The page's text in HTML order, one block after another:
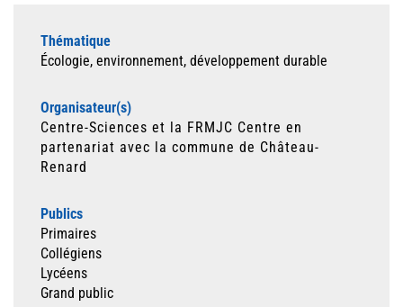
Thématique
Écologie, environnement, développement durable
Organisateur(s)
Centre-Sciences et la FRMJC Centre en
partenariat avec la commune de Château-
Renard
Publics
Primaires
Collégiens
Lycéens
Grand public